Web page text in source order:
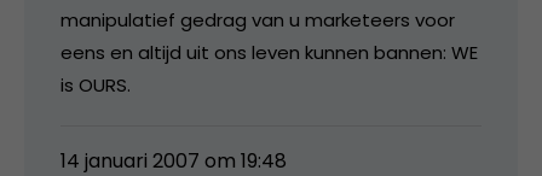
manipulatief gedrag van u marketeers voor
eens en altijd uit ons leven kunnen bannen: WE
is OURS.
14 januari 2007 om 19:48